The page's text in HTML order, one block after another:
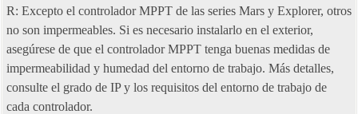
R: Excepto el controlador MPPT de las series Mars y Explorer, otros
no son impermeables. Si es necesario instalarlo en el exterior,
asegúrese de que el controlador MPPT tenga buenas medidas de
impermeabilidad y humedad del entorno de trabajo. Más detalles,
consulte el grado de IP y los requisitos del entorno de trabajo de
cada controlador.